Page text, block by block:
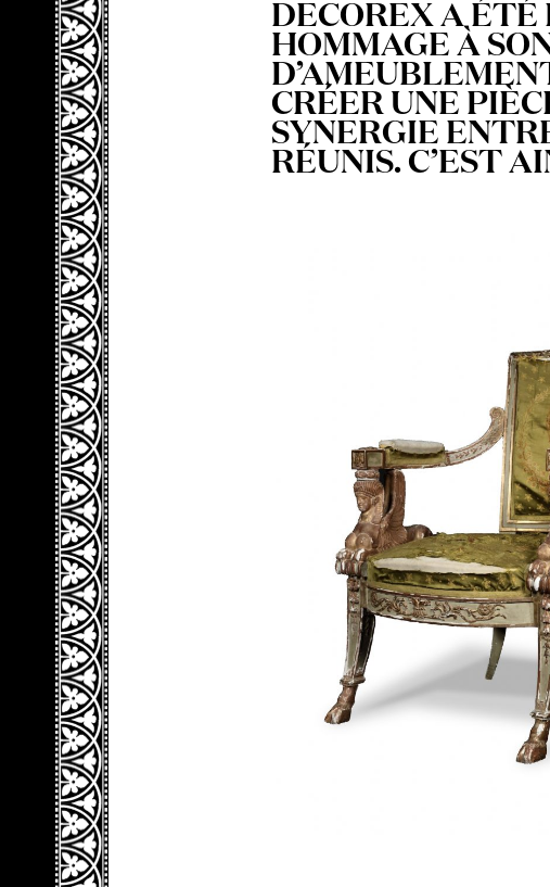
DECOREX A ÉTÉ
HOMMAGE À
CRÉER UNE
SYNERGIE
RÉUNIS. C’EST